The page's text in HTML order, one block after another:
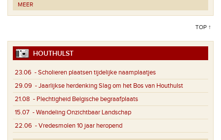
MEER
TOP ↑
HOUTHULST
23.06 - Scholieren plaatsen tijdelijke naamplaatjes
29.09 - Jaarlijkse herdenking Slag om het Bos van Houthulst
21.08 - Plechtigheid Belgische begraafplaats
15.07 - Wandeling Onzichtbaar Landschap
22.06 - Vredesmolen 10 jaar heropend